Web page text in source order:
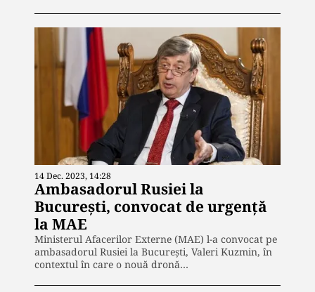
14 Dec. 2023, 14:28
Ambasadorul Rusiei la
București, convocat de urgență
la MAE
Ministerul Afacerilor Externe (MAE) l-a convocat pe
ambasadorul Rusiei la București, Valeri Kuzmin, în
contextul în care o nouă dronă…